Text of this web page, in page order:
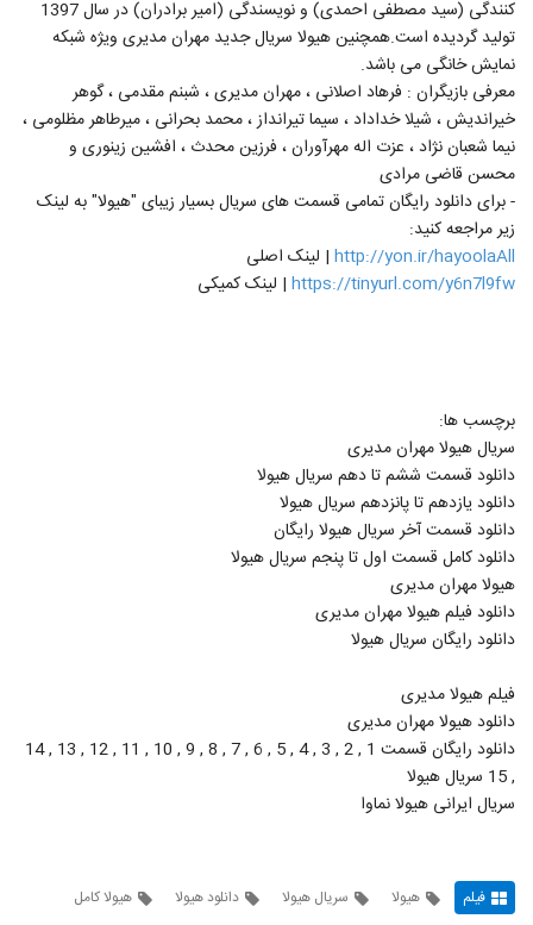
کنندگی (سید مصطفی احمدی) و نویسندگی (امیر برادران) در سال 1397
تولید گردیده است.همچنین هیولا سریال جدید مهران مدیری ویژه شبکه
نمایش خانگی می باشد.
معرفی بازیگران : فرهاد اصلانی ، مهران مدیری ، شبنم مقدمی ، گوهر
خیراندیش ، شیلا خداداد ، سیما تیرانداز ، محمد بحرانی ، میرطاهر مظلومی ،
نیما شعبان نژاد ، عزت اله مهرآوران ، فرزین محدث ، افشین زینوری و
محسن قاضی مرادی
- برای دانلود رایگان تمامی قسمت های سریال بسیار زیبای "هیولا" به لینک
زیر مراجعه کنید:
http://yon.ir/hayoolaAll | لینک اصلی
https://tinyurl.com/y6n7l9fw | لینک کمیکی
برچسب ها:
سریال هیولا مهران مدیری
دانلود قسمت ششم تا دهم سریال هیولا
دانلود یازدهم تا پانزدهم سریال هیولا
دانلود قسمت آخر سریال هیولا رایگان
دانلود کامل قسمت اول تا پنجم سریال هیولا
هیولا مهران مدیری
دانلود فیلم هیولا مهران مدیری
دانلود رایگان سریال هیولا
فیلم هیولا مدیری
دانلود هیولا مهران مدیری
دانلود رایگان قسمت 1 , 2 , 3 , 4 , 5 , 6 , 7 , 8 , 9 , 10 , 11 , 12 , 13 , 14
, 15 سریال هیولا
سریال ایرانی هیولا نماوا
فیلم هیولا سریال هیولا دانلود هیولا
هیولا کامل